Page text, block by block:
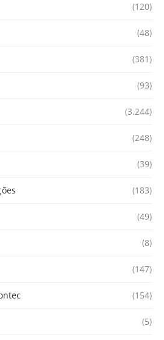
(120)
(48)
(381)
(93)
(3.244)
(248)
(39)
(183)
(49)
(8)
(147)
(154)
(5)